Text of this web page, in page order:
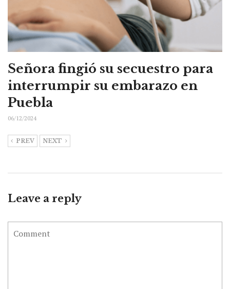
Señora fingió su secuestro para
interrumpir su embarazo en
Puebla
06/12/2024
PREV NEXT
Leave a reply